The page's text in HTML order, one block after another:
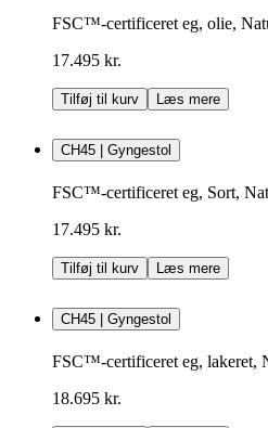
FSC™-certificeret eg, olie,
17.495 kr.
Tilføj til kurv Læs mere
CH45 | Gyngestol
FSC™-certificeret eg, Sort,
17.495 kr.
Tilføj til kurv Læs mere
CH45 | Gyngestol
FSC™-certificeret eg, lakeret,
18.695 kr.